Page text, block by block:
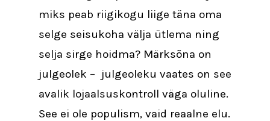
miks peab riigikogu liige täna oma
selge seisukoha välja ütlema ning
selja sirge hoidma? Märksõna on
julgeolek – julgeoleku vaates on see
avalik lojaalsuskontroll väga oluline.
See ei ole populism, vaid reaalne elu.